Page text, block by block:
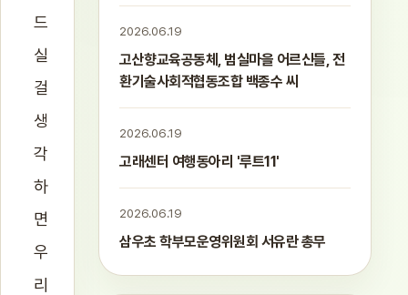
드
실
걸
생
각
하
면
우
리
2026.06.19
고산향교육공동체, 범실마을 어르신들, 전
환기술사회적협동조합 백종수 씨
2026.06.19
고래센터 여행동아리 '루트11'
2026.06.19
삼우초 학부모운영위원회 서유란 총무